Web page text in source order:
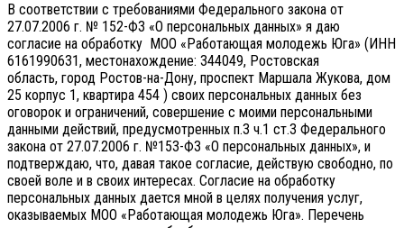
В соответствии с требованиями Федерального закона от
27.07.2006 г. № 152-ФЗ «О персональных данных» я даю
согласие на обработку МОО «Работающая молодежь Юга» (ИНН
6161990631, местонахождение: 344049, Ростовская
область, город Ростов-на-Дону, проспект Маршала Жукова, дом
25 корпус 1, квартира 454 ) своих персональных данных без
оговорок и ограничений, совершение с моими персональными
данными действий, предусмотренных п.3 ч.1 ст.3 Федерального
закона от 27.07.2006 г. №153-ФЗ «О персональных данных», и
подтверждаю, что, давая такое согласие, действую свободно, по
своей воле и в своих интересах. Согласие на обработку
персональных данных дается мной в целях получения услуг,
оказываемых МОО «Работающая молодежь Юга». Перечень